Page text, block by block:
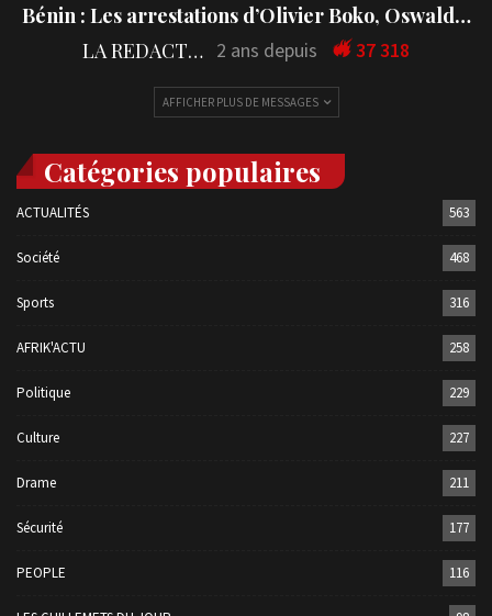
Bénin : Les arrestations d’Olivier Boko, Oswald…
LA REDACTION 2 ans depuis 37 318
AFFICHER PLUS DE MESSAGES
Catégories populaires
ACTUALITÉS 563
Société 468
Sports 316
AFRIK'ACTU 258
Politique 229
Culture 227
Drame 211
Sécurité 177
PEOPLE 116